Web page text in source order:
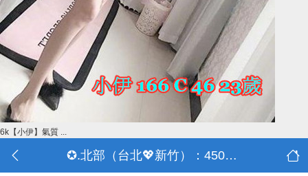
6k【小伊】氣質 ...
✪.北部（台北💖新竹）：4500-50000